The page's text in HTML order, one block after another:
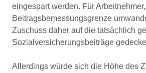
eingespart werden. Für
Beitragsbemessungsgrenze
Zuschuss daher auf die tatsächlich
Sozialversicherungsbeiträge
Allerdings würde sich die Höhe des